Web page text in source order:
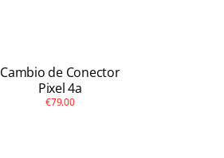
Cambio de Conector
Pixel 4a
€79.00